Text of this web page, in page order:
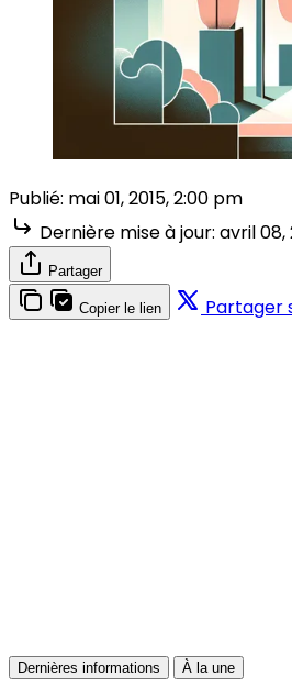
Publié: mai 01, 2015, 2:00 pm
Dernière mise à jour: avril 08,
Partager
Copier le lien Partager
Dernières informations À la une